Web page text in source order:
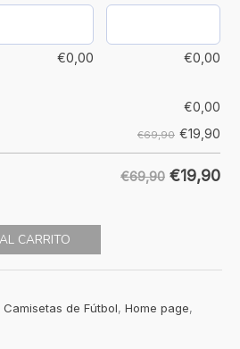
€0,00 €0,00
€0,00
€69,90 €19,90
€69,90 €19,90
CARRITO
Camisetas de Fútbol, Home page,